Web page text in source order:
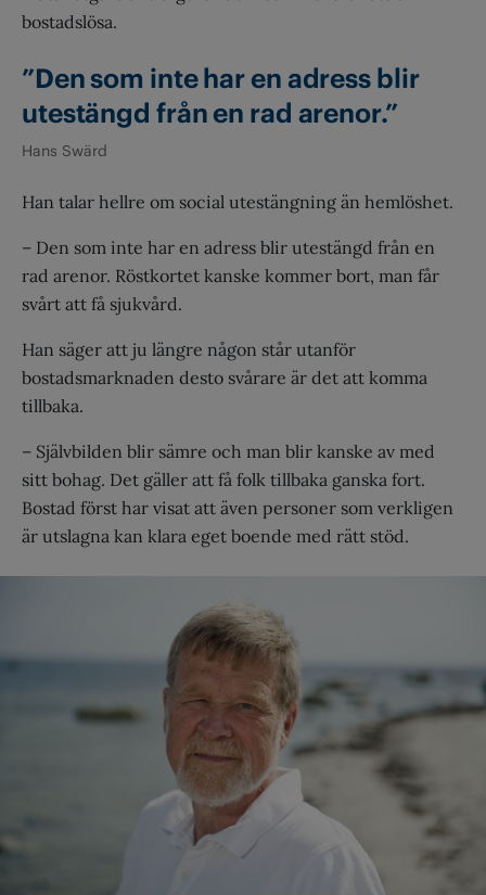
bostadslösa.
”Den som inte har en adress blir
utestängd från en rad arenor.”
Hans Swärd
Han talar hellre om social utestängning än hemlöshet.
– Den som inte har en adress blir utestängd från en
rad arenor. Röstkortet kanske kommer bort, man får
svårt att få sjukvård.
Han säger att ju längre någon står utanför
bostadsmarknaden desto svårare är det att komma
tillbaka.
– Självbilden blir sämre och man blir kanske av med
sitt bohag. Det gäller att få folk tillbaka ganska fort.
Bostad först har visat att även personer som verkligen
är utslagna kan klara eget boende med rätt stöd.